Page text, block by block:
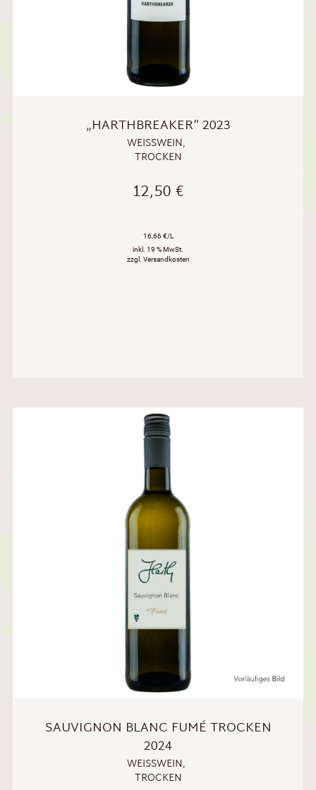
„HARTHBREAKER“ 2023
WEISSWEIN ,
TROCKEN
12,50€
16,66 €/L
inkl. 19 % MwSt.
zzgl. Versandkosten
SAUVIGNON BLANC FUMÉ TROCKEN
2024
WEISSWEIN ,
TROCKEN